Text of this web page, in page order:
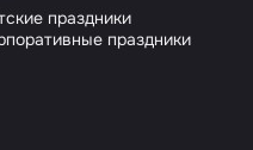
праздники
праздники